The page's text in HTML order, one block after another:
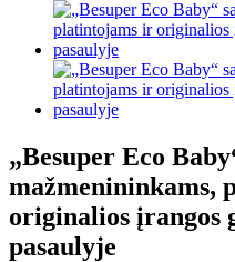
„Besuper Eco
mažmenininkams,
originalios įrangos
pasaulyje